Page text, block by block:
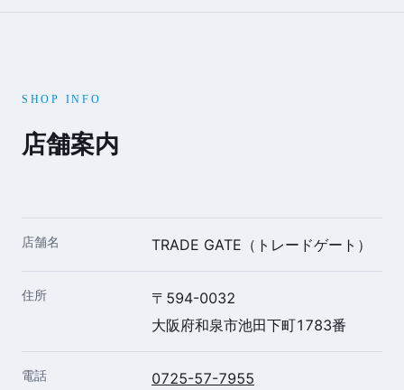
SHOP INFO
店舗案内
店舗名 TRADE GATE（トレードゲート）
住所
〒594-0032
大阪府和泉市池田下町1783番
電話
0725-57-7955